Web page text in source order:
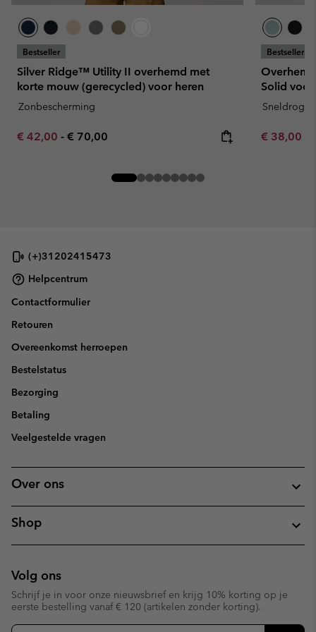
Bestseller
Silver Ridge™ Utility II overhemd met
korte mouw (gerecycled) voor heren
Zonbescherming
Minimum sale price:
€ 42,00 - Maximum price:
€ 70,00
Bestseller
Solid voor
Minimum
€ 38,00
(+)31202415473
Helpcentrum
Contactformulier
Retouren
Overeenkomst herroepen
Bestelstatus
Bezorging
Betaling
Veelgestelde vragen
Over ons
Shop
Volg ons
Schrijf je in voor onze nieuwsbrief en krijg 10% korting op je
eerste bestelling vanaf € 120 (artikelen zonder korting).